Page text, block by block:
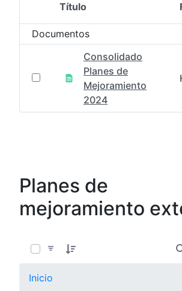
Selección del elemento
Título
Documentos
Consolidado
Planes de
Mejoramiento
2024
Planes de
mejoramiento
Inicio